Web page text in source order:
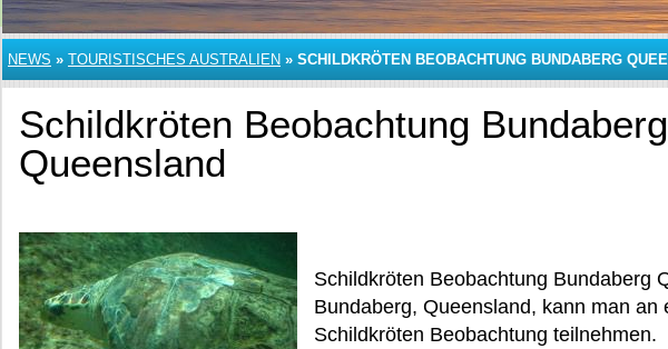
NEWS » TOURISTISCHES AUSTRALIEN » SCHILDKRÖTEN BEOBACHTUNG BUNDABERG
Schildkröten Beobachtung Bundaberg
Queensland
Schildkröten Beobachtung Bundaberg
Bundaberg, Queensland, kann man an
Schildkröten Beobachtung teilnehmen.